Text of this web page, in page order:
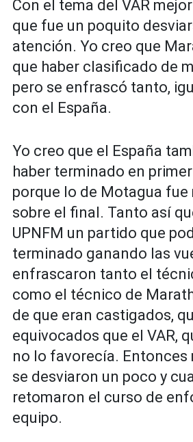
Con el tema del VAR
que fue un poquito
atención. Yo creo que
que haber clasificado de
pero se enfrascó tanto,
con el España.
Yo creo que el España
haber terminado en
porque lo de Motagua fue
sobre el final. Tanto así
UPNFM un partido que
terminado ganando las
enfrascaron tanto el
como el técnico de
de que eran castigados,
equivocados que el VAR,
no lo favorecía. Entonces
se desviaron un poco y
retomaron el curso de
equipo.